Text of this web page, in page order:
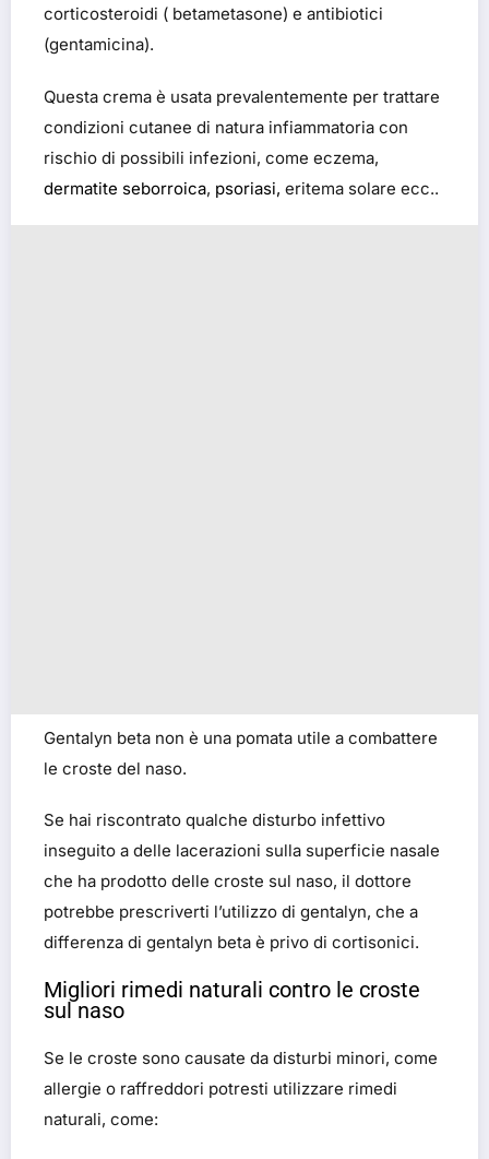
corticosteroidi ( betametasone) e antibiotici
(gentamicina).
Questa crema è usata prevalentemente per trattare
condizioni cutanee di natura infiammatoria con
rischio di possibili infezioni, come eczema,
dermatite seborroica, psoriasi, eritema solare ecc..
Gentalyn beta non è una pomata utile a combattere
le croste del naso.
Se hai riscontrato qualche disturbo infettivo
inseguito a delle lacerazioni sulla superficie nasale
che ha prodotto delle croste sul naso, il dottore
potrebbe prescriverti l’utilizzo di gentalyn, che a
differenza di gentalyn beta è privo di cortisonici.
Migliori rimedi naturali contro le croste
sul naso
Se le croste sono causate da disturbi minori, come
allergie o raffreddori potresti utilizzare rimedi
naturali, come: